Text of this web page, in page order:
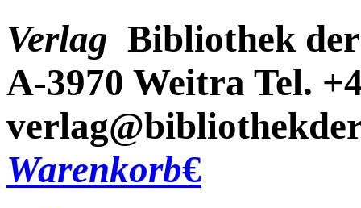
Verlag Bibliothek
A-3970 Weitra Tel.
Warenkorb€